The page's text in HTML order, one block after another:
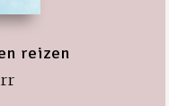
reizen